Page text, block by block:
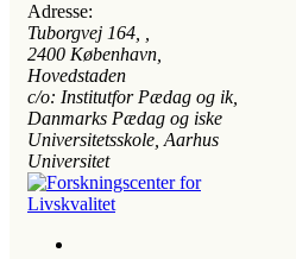
Adresse:
Tuborgvej 164
2400 København,
Hovedstaden
c/o: Institutfor Pædag og ik,
Danmarks Pædag og iske
Universitetsskole, Aarhus
Universitet